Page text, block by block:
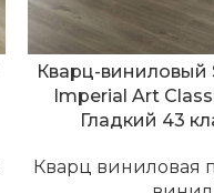
Кварц-виниловый
Imperial Art
Гладкий 43
Кварц виниловая